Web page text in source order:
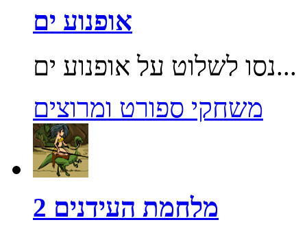
אופנוע ים
נסו לשלוט על אופנוע ים...
משחקי ספורט ומרוצים
מלחמת העידנים 2